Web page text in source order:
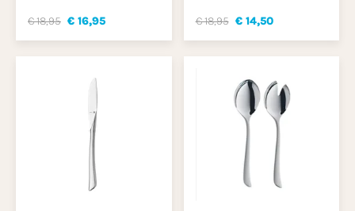
€ 18,95 € 16,95 € 18,95 € 14,50